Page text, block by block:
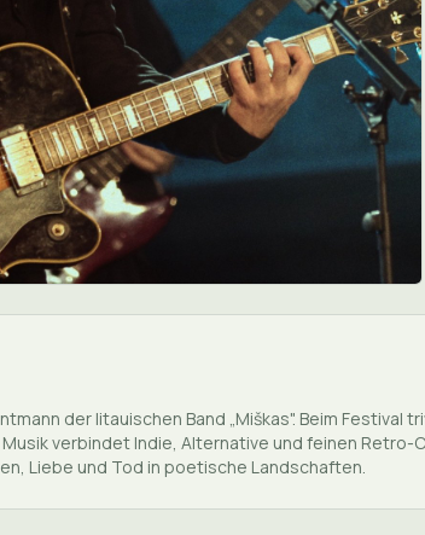
der litauischen Band „Miškas". Beim
Musik verbindet Indie, Alternative und feinen
Liebe und Tod in poetische Landschaften.